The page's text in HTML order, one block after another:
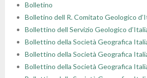
Bolletino
Bolletino dell R. Comitato Geologico
Bollettino dell Servizio Geologico
Bollettino della Società Geografica
Bollettino della Società Geografica
Bollettino della Società Geografica